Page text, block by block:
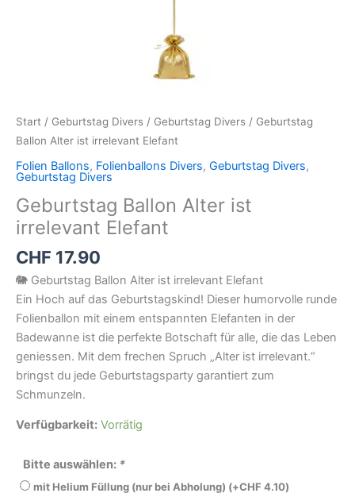
Start / Geburtstag Divers / Geburtstag Divers / Geburtstag
Ballon Alter ist irrelevant Elefant
Folien Ballons, Folienballons Divers, Geburtstag Divers,
Geburtstag Divers
Geburtstag Ballon Alter ist
irrelevant Elefant
CHF 17.90
🐘 Geburtstag Ballon Alter ist irrelevant Elefant
Ein Hoch auf das Geburtstagskind! Dieser humorvolle runde
Folienballon mit einem entspannten Elefanten in der
Badewanne ist die perfekte Botschaft für alle, die das Leben
geniessen. Mit dem frechen Spruch „Alter ist irrelevant.“
bringst du jede Geburtstagsparty garantiert zum
Schmunzeln.
Verfügbarkeit: Vorrätig
Bitte auswählen: *
mit Helium Füllung (nur bei Abholung) (+CHF 4.10)